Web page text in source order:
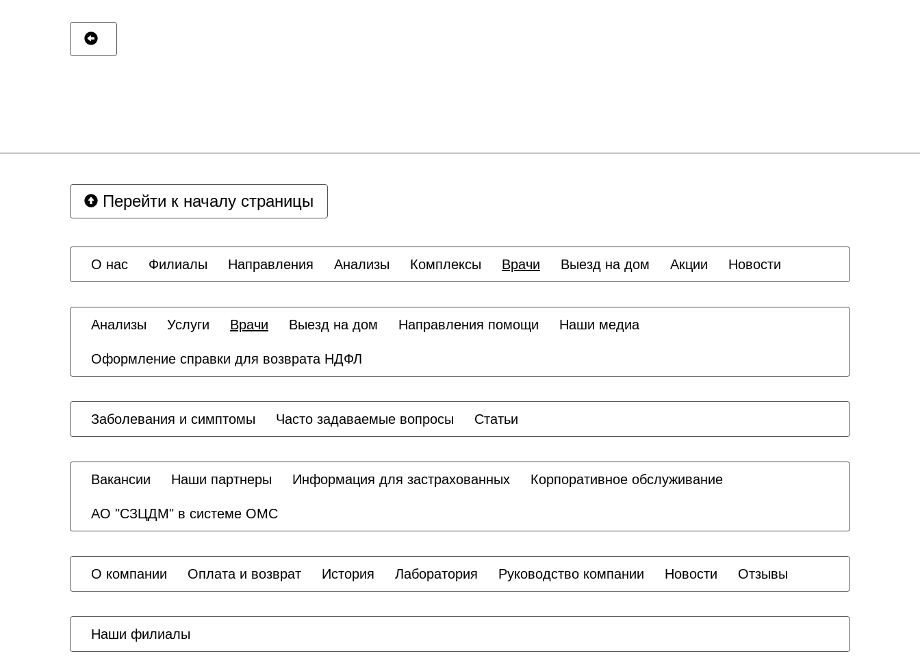
Перейти к началу страницы
О нас Филиалы Направления Анализы Комплексы Врачи Выезд на дом Акции Новости
Анализы Услуги Врачи Выезд на дом Направления помощи Наши медиа
Оформление справки для возврата НДФЛ
Заболевания и симптомы Часто задаваемые вопросы Статьи
Вакансии Наши партнеры Информация для застрахованных Корпоративное обслуживание
АО "СЗЦДМ" в системе ОМС
О компании Оплата и возврат История Лаборатория Руководство компании Новости Отзывы
Наши филиалы